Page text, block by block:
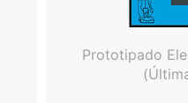
Prototipado